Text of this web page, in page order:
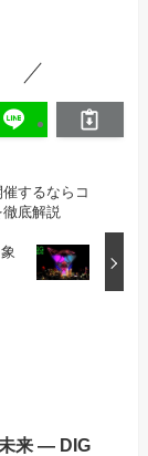
するならコ
底解説
来 ― DIG